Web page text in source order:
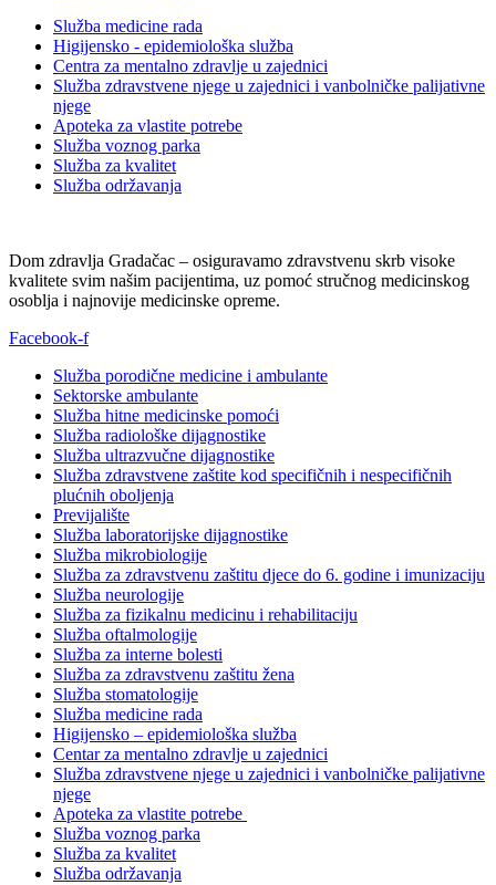
Služba medicine rada
Higijensko - epidemiološka služba
Centra za mentalno zdravlje u zajednici
Služba zdravstvene njege u zajednici i vanbolničke palijativne
njege
Apoteka za vlastite potrebe
Služba voznog parka
Služba za kvalitet
Služba održavanja
Dom zdravlja Gradačac – osiguravamo zdravstvenu skrb visoke
kvalitete svim našim pacijentima, uz pomoć stručnog medicinskog
osoblja i najnovije medicinske opreme.
Facebook-f
Služba porodične medicine i ambulante
Sektorske ambulante
Služba hitne medicinske pomoći
Služba radiološke dijagnostike
Služba ultrazvučne dijagnostike
Služba zdravstvene zaštite kod specifičnih i nespecifičnih
plućnih oboljenja
Previjalište
Služba laboratorijske dijagnostike
Služba mikrobiologije
Služba za zdravstvenu zaštitu djece do 6. godine i imunizaciju
Služba neurologije
Služba za fizikalnu medicinu i rehabilitaciju
Služba oftalmologije
Služba za interne bolesti
Služba za zdravstvenu zaštitu žena
Služba stomatologije
Služba medicine rada
Higijensko – epidemiološka služba
Centar za mentalno zdravlje u zajednici
Služba zdravstvene njege u zajednici i vanbolničke palijativne
njege
Apoteka za vlastite potrebe
Služba voznog parka
Služba za kvalitet
Služba održavanja